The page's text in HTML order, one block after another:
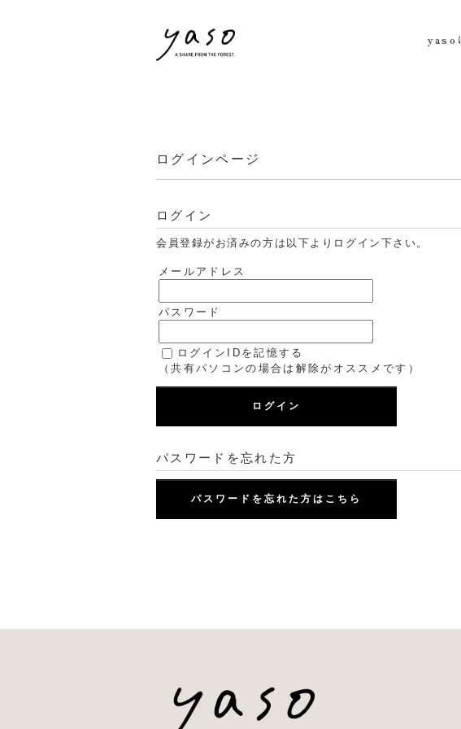
yaso
ログインページ
ログイン
会員登録がお済みの方は以下よりログイン下さい。
メールアドレス
パスワード
ログインIDを記憶する
（共有パソコンの場合は解除がオススメです）
ログイン
パスワードを忘れた方
パスワードを忘れた方はこちら